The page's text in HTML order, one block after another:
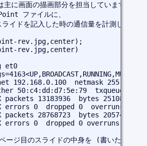
主に画面の描画部分を担当しています。
ファイルに、
ライドを記入した時の通信量を計測してみま
rev.jpg,center);
rev.jpg,center)
et0
192.168.0.100  netmask
50:c4:dd:d7:5e:79  txqueuelen
packets 13183936  bytes 2510819501
errors 0  dropped 0  overruns 0
packets 28768723  bytes
errors 0  dropped 0 overruns 0
ージ目のスライドの中身を (書いたり消